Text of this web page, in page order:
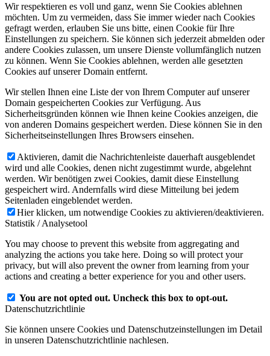
Wir respektieren es voll und ganz, wenn Sie Cookies ablehnen
möchten. Um zu vermeiden, dass Sie immer wieder nach Cookies
gefragt werden, erlauben Sie uns bitte, einen Cookie für Ihre
Einstellungen zu speichern. Sie können sich jederzeit abmelden oder
andere Cookies zulassen, um unsere Dienste vollumfänglich nutzen
zu können. Wenn Sie Cookies ablehnen, werden alle gesetzten
Cookies auf unserer Domain entfernt.
Wir stellen Ihnen eine Liste der von Ihrem Computer auf unserer
Domain gespeicherten Cookies zur Verfügung. Aus
Sicherheitsgründen können wie Ihnen keine Cookies anzeigen, die
von anderen Domains gespeichert werden. Diese können Sie in den
Sicherheitseinstellungen Ihres Browsers einsehen.
Aktivieren, damit die Nachrichtenleiste dauerhaft ausgeblendet
wird und alle Cookies, denen nicht zugestimmt wurde, abgelehnt
werden. Wir benötigen zwei Cookies, damit diese Einstellung
gespeichert wird. Andernfalls wird diese Mitteilung bei jedem
Seitenladen eingeblendet werden.
Hier klicken, um notwendige Cookies zu aktivieren/deaktivieren.
Statistik / Analysetool
You may choose to prevent this website from aggregating and
analyzing the actions you take here. Doing so will protect your
privacy, but will also prevent the owner from learning from your
actions and creating a better experience for you and other users.
You are not opted out. Uncheck this box to opt-out.
Datenschutzrichtlinie
Sie können unsere Cookies und Datenschutzeinstellungen im Detail
in unseren Datenschutzrichtlinie nachlesen.